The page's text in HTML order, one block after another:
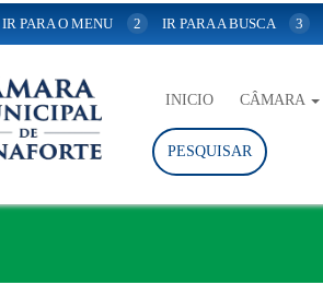
IR PARA O MENU 2 IR PARA A BUSCA 3
INICIO CÂMARA
PESQUISAR